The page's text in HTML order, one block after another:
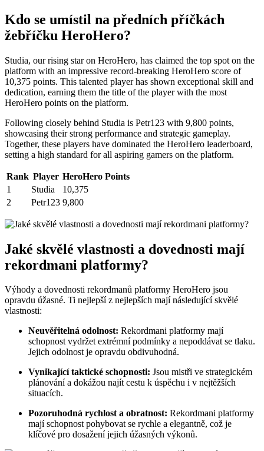
Kdo se umístil na předních příčkách
žebříčku HeroHero?
Studia, our rising star on HeroHero, has claimed the top spot on the
platform with an impressive record-breaking HeroHero score of
10,375 points. This talented player has shown exceptional skill and
dedication, earning them the title of the player with the most
HeroHero points on the platform.
Following closely behind Studia is Petr123 with 9,800 points,
showcasing their strong performance and strategic gameplay.
Together, these players have dominated the HeroHero leaderboard,
setting a high standard for all aspiring gamers on the platform.
Rank Player HeroHero Points
1
Studia
10,375
2
Petr123 9,800
Jaké skvělé vlastnosti a dovednosti mají
rekordmani platformy?
Výhody a dovednosti rekordmanů platformy HeroHero jsou
opravdu úžasné. Ti nejlepší z nejlepších mají následující skvělé
vlastnosti:
Neuvěřitelná odolnost: Rekordmani platformy mají
schopnost vydržet extrémní podmínky a nepoddávat se tlaku.
Jejich odolnost je opravdu obdivuhodná.
Vynikající taktické schopnosti: Jsou mistři ve strategickém
plánování a dokážou najít cestu k úspěchu i v nejtěžších
situacích.
Pozoruhodná rychlost a obratnost: Rekordmani platformy
mají schopnost pohybovat se rychle a elegantně, což je
klíčové pro dosažení jejich úžasných výkonů.